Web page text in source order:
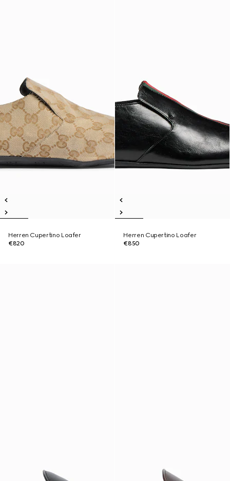
Herren Cupertino Loafer
€820
Herren Cupertino Loafer
€850